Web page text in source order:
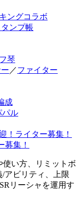
ングコラボ
タンプ帳
琴
／ファイター
成
パル
！ライター募集！
募集！
い方、リミットボ
アビリティ、上限
リーシャを運用す